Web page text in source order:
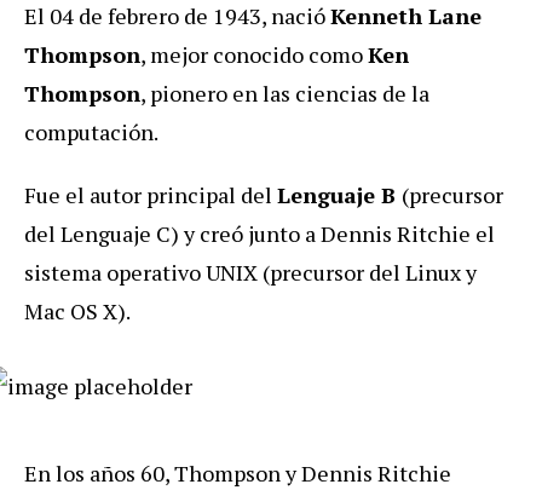
El 04 de febrero de 1943, nacióKenneth Lane
Thompson, mejor conocido comoKen
Thompson, pionero en las ciencias de la
computación.
Fue el autor principal del Lenguaje B (precursor
del Lenguaje C) y creó junto a Dennis Ritchie el
sistema operativo UNIX (precursor del Linux y
Mac OS X).
En los años 60, Thompson y Dennis Ritchie